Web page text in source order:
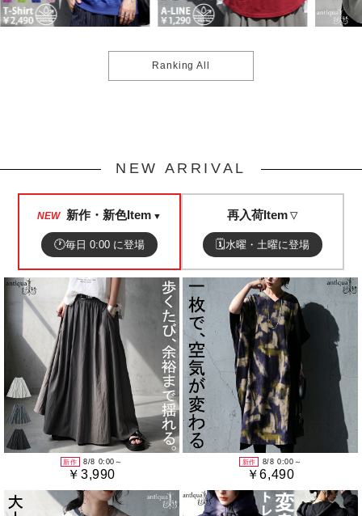
Ranking All
NEW ARRIVAL
NEW 新作・新色Item ▼
🕐毎日 0:00 に登場
再入荷Item ▽
🗓水曜・土曜に登場
新作 8/8 0:00～
￥3,990
新作 8/8 0:00～
￥6,490